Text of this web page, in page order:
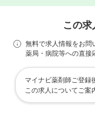
この求
無料で求人情報をお問
薬局・病院等への直接
マイナビ薬剤師ご登録
この求人についてご案